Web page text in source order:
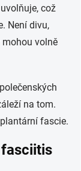
což
Není divu,
volně
na tom.
fascie.